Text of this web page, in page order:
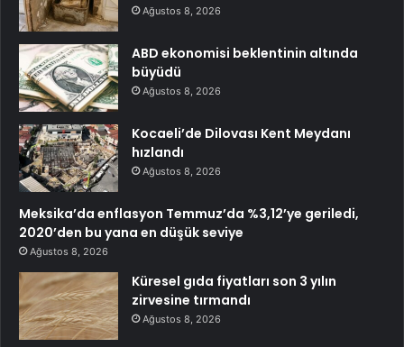
Ağustos 8, 2026
ABD ekonomisi beklentinin altında
büyüdü
Ağustos 8, 2026
Kocaeli’de Dilovası Kent Meydanı
hızlandı
Ağustos 8, 2026
Meksika’da enflasyon Temmuz’da %3,12’ye geriledi,
2020’den bu yana en düşük seviye
Ağustos 8, 2026
Küresel gıda fiyatları son 3 yılın
zirvesine tırmandı
Ağustos 8, 2026